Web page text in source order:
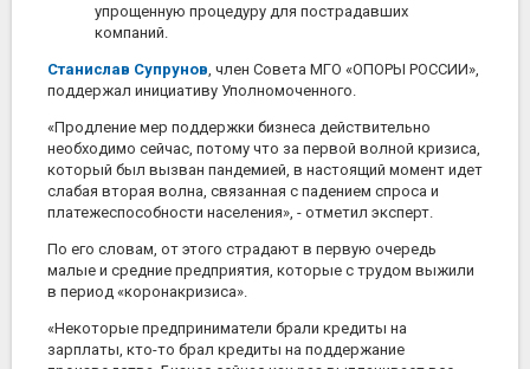
упрощенную процедуру для пострадавших
компаний.
Станислав Супрунов, член Совета МГО «ОПОРЫ РОССИИ»,
поддержал инициативу Уполномоченного.
«Продление мер поддержки бизнеса действительно
необходимо сейчас, потому что за первой волной кризиса,
который был вызван пандемией, в настоящий момент идет
слабая вторая волна, связанная с падением спроса и
платежеспособности населения», - отметил эксперт.
По его словам, от этого страдают в первую очередь
малые и средние предприятия, которые с трудом выжили
в период «коронакризиса».
«Некоторые предприниматели брали кредиты на
зарплаты, кто-то брал кредиты на поддержание